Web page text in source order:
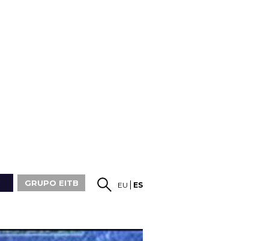
GRUPO EITB EU ES